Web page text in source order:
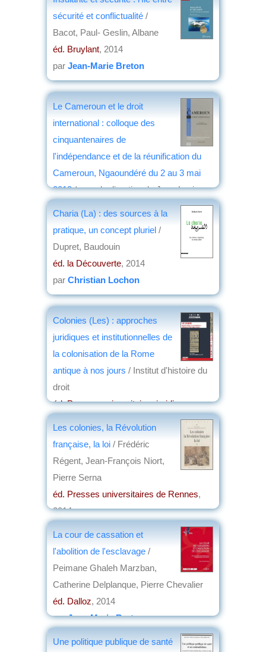
sécurité et conflictualité /
Bacot, Paul- Geslin, Albane
éd. Bruylant, 2014
par Jean-Marie Breton
Le Cameroun et le droit
international : colloque des
cinquantenaires de
l'indépendance et de la réunification du
Cameroun, Ngaoundéré du 2 au 3 mai
2013/ sous la direction de Jean-Louis
Charia (La) : des sources à la
pratique, un concept pluriel /
Dupret, Baudouin
éd. la Découverte, 2014
par Christian Lochon
Colonies (Les) : approches
juridiques et institutionnelles de
la colonisation de la Rome
antique à nos jours / Institut d'histoire du
droit
éd. Presses universitaires juridiques,
Les colonies, la Révolution
française, la loi / Frédéric
Régent, Jean-François Niort,
Pierre Serna
éd. Presses universitaires de Rennes,
2014
La cour de cassation et
l'abolition de l'esclavage /
Peimane Ghaleh Marzban,
Catherine Delplanque, Pierre Chevalier
éd. Dalloz, 2014
parJean-Marie Breton
Une politique publique de santé